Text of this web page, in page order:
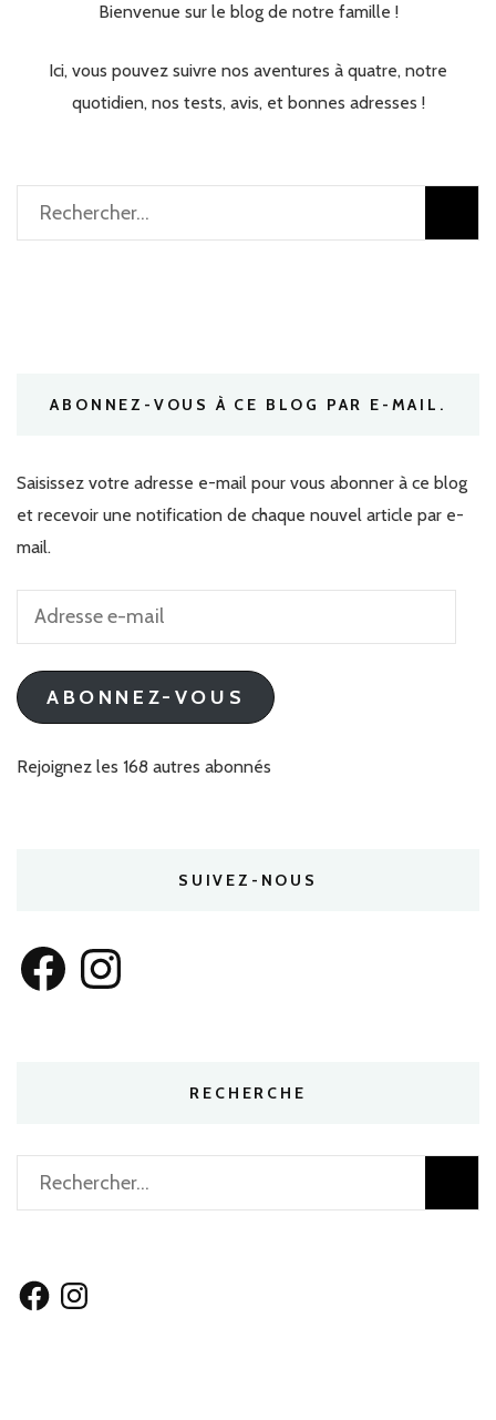
Bienvenue sur le blog de notre famille !
Ici, vous pouvez suivre nos aventures à quatre, notre
quotidien, nos tests, avis, et bonnes adresses !
Rechercher :
ABONNEZ-VOUS À CE BLOG PAR E-MAIL.
Saisissez votre adresse e-mail pour vous abonner à ce blog
et recevoir une notification de chaque nouvel article par e-
mail.
Adresse
mail
ABONNEZ-VOUS
Rejoignez les 168 autres abonnés
SUIVEZ-NOUS
FacebookInstagram
RECHERCHE
Rechercher :
FacebookInstagram